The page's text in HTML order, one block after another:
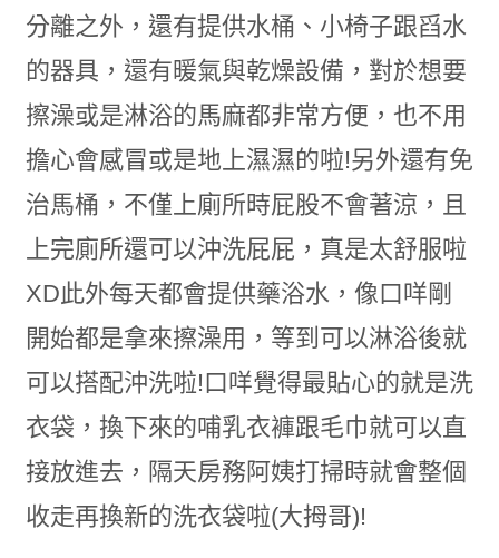
分離之外，還有提供水桶、小椅子跟舀水
的器具，還有暖氣與乾燥設備，對於想要
擦澡或是淋浴的馬麻都非常方便，也不用
擔心會感冒或是地上濕濕的啦!另外還有免
治馬桶，不僅上廁所時屁股不會著涼，且
上完廁所還可以沖洗屁屁，真是太舒服啦
XD此外每天都會提供藥浴水，像口咩剛
開始都是拿來擦澡用，等到可以淋浴後就
可以搭配沖洗啦!口咩覺得最貼心的就是洗
衣袋，換下來的哺乳衣褲跟毛巾就可以直
接放進去，隔天房務阿姨打掃時就會整個
收走再換新的洗衣袋啦(大拇哥)!